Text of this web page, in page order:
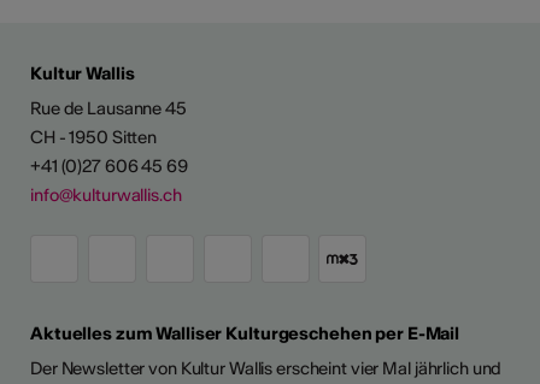
Kultur Wallis
Rue de Lausanne 45
CH - 1950 Sitten
+41 (0)27 606 45 69
info@kulturwallis.ch
Aktuelles zum Walliser Kulturgeschehen per E-Mail
Der Newsletter von Kultur Wallis erscheint vier Mal jährlich und